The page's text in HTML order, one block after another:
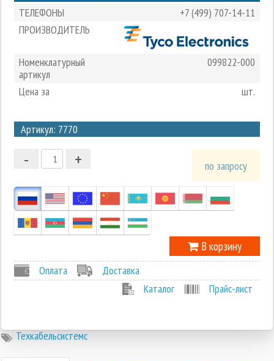
ТЕЛЕФОНЫ
+7 (499) 707-14-11
ПРОИЗВОДИТЕЛЬ
Номенклатурный
артикул
099822-000
Цена за шт.
Артикул: 7770
2
1
-1
+
- по запросу
В корзину
Оплата
Доставка
Каталог
Прайс-лист
Техкабельсистемс